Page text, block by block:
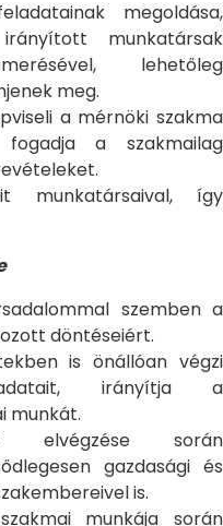
megoldása,
munkatársak
lehetőleg
meg.
a mérnöki szakma
a szakmailag
munkatársaival, így
szemben a
döntéseiért.
is önállóan végzi
irányítja a
munkát.
elvégzése során
gazdasági és
is.
munkája során